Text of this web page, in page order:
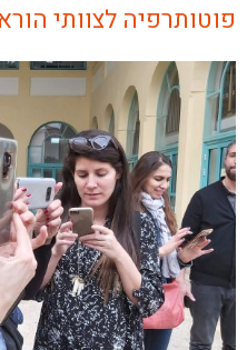
פוטותרפיה לצוותי